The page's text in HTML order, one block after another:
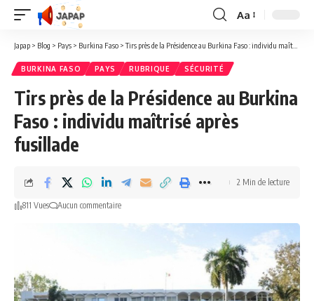
Redimensionner
la
Aa
Japap > Blog > Pays > Burkina Faso >Tirs près de la Présidence au Burkina Faso : individu maîtrisé après fusillade
BURKINA FASO PAYS RUBRIQUE SÉCURITÉ
Tirs près de la Présidence au Burkina
Faso : individu maîtrisé après
fusillade
811 Vues Aucun commentaire
2 Min de lecture